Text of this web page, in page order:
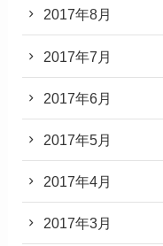
2017年8月
2017年7月
2017年6月
2017年5月
2017年4月
2017年3月